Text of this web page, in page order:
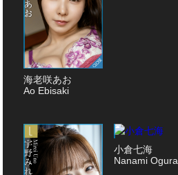
海老咲あお
Ao Ebisaki
小倉七海
Nanami Ogura